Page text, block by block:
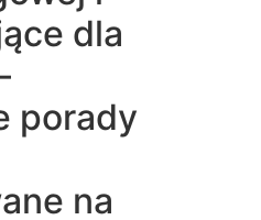
dla
porady
na